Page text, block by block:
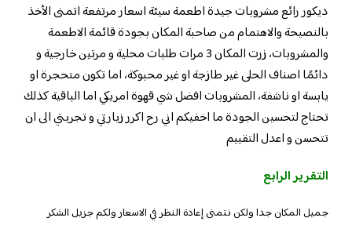
ديكور رائع مشروبات جيدة اطعمة سيئة اسعار مرتفعة اتمنى الأخذ
بالنصيحة والاهتمام من صاحبة المكان بجودة قائمة الاطعمة
والمشروبات، زرت المكان 3 مرات طلبات محلية و مرتين خارجية و
دائمًا اصناف الحلى غير طازجة او غير محبوكة، اما تكون متحجرة او
يابسة او ناشفة، المشروبات افضل شي قهوة امريكي اما الباقية كذلك
تحتاج لتحسين الجودة ما اخفيكم اني رح اكرر زيارتي و تجربتي الى ان
تتحسن و اعدل التقييم
التقرير الرابع
جميل المكان جدا ولكن نتمنى إعادة النظر في الاسعار ولكم جزيل الشكر